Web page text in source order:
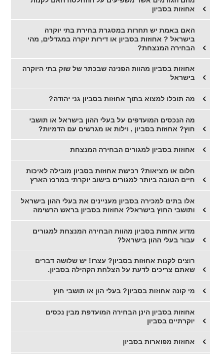
אחוזות בסביון
האם באמת יש תחרות במסגרת בחירת בתי יוקרה
בישראל ? אחוזות בסביון או דירות יוקרה במגדלים, מהי
הבחירה המנצחת?
אחוזות בסביון מהוות הפנינה שבכתר של שוק בתי היוקרה
בישראל
מה תוכלו למצוא בתוך אחוזות בסביון גני יהודה?
מה הנכסים המועדפים על בעלי ההון בישראל או תושבי
חוץ? אחוזות בסביון , וילות או מגרשים עם הדמיות?
אחוזות בסביון למגורים הבחירה המנצחת
חלום או מציאות? רכישת אחוזות בסביון מובילה לאיכות
חיים הטובה ביותר למגורים בישוב יוקרתי במרכז הארץ
אלו בתים למכירה בסביון מעניינים את בעלי ההון בישראל
ותושבי החוץ בישראל? אחוזות בסביון בראש הרשימה
מדוע אחוזות בסביון מהוות הבחירה המנצחת למגורים
עבור בעלי ההון בישראל?
רוצים לקנות אחוזות בסביון? עצרו! יש שלושה דברים
שאתם צריכים לדעת על הצלחת הקהילה בסביון.
מי קונה אחוזות בסביון? בעלי הון או תושבי חוץ
אחוזות בסביון הינן הבחירה המועדפת מבין נכסים
יוקרתיים בסביון
אחוזות מפוארות בסביון